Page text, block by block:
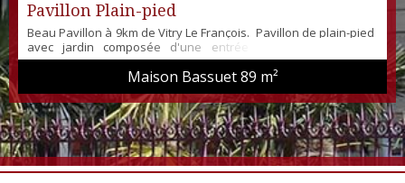
Pavillon Plain-pied
Beau Pavillon à 9km de Vitry Le François. Pavillon de plain-pied
avec jardin composée d'une entrée sous véranda, une
spacieuse pièce de vie de 33m² avec poêle à granulés, une
cuisine équipée indépendante, 3 chambres, un WC séparé et
une salle d'eau. ++ Spacieux garage indépendant de 40m² Le
tout sur un terrain clos de 688m². Taxe Foncière : 350€ / An Le
chauffage est électriqu...
Maison Bassuet89 m²